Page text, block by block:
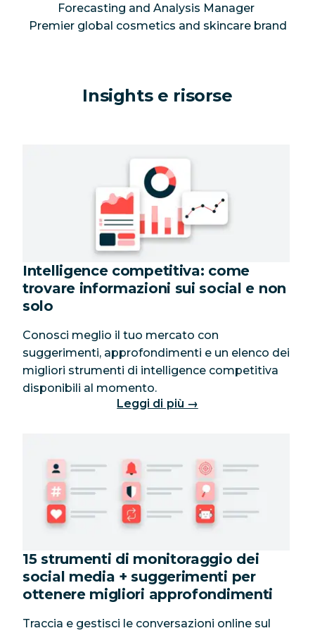
Forecasting and Analysis Manager
Premier global cosmetics and skincare brand
Insights e risorse
Intelligence competitiva: come
trovare informazioni sui social e non
solo
Conosci meglio il tuo mercato con
suggerimenti, approfondimenti e un elenco dei
migliori strumenti di intelligence competitiva
disponibili al momento.
Leggi di più →
15 strumenti di monitoraggio dei
social media + suggerimenti per
ottenere migliori approfondimenti
Traccia e gestisci le conversazioni online sul